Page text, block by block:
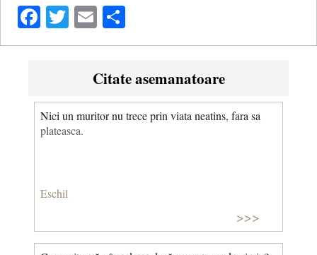
Facebook
Twitter
Email
Citate asemanatoare
Nici un muritor nu trece prin viata neatins, fara sa
plateasca.
Eschil
>>>